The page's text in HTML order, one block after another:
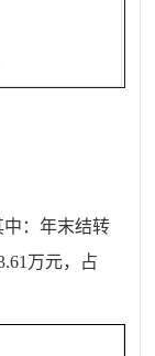
中 ：年末结转
万元，占